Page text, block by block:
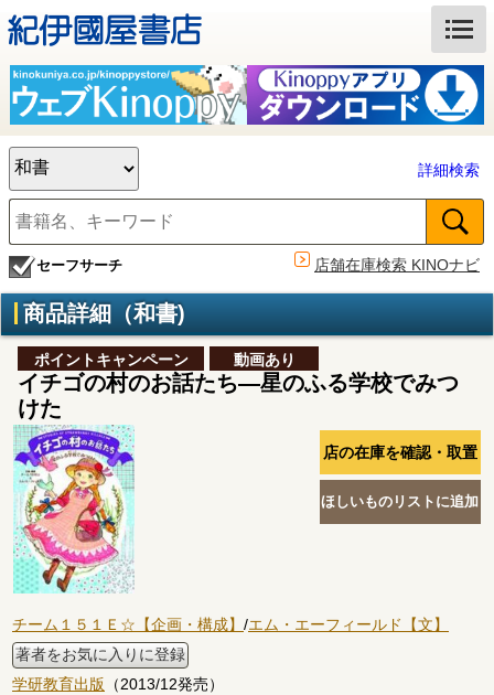
詳細検索
セーフサーチ 店舗在庫検索 KINOナビ
商品詳細（和書)
ポイントキャンペーン 動画あり
イチゴの村のお話たち―星のふる学校でみつ
けた
チーム１５１Ｅ☆【企画・構成】 /エム・エーフィールド【文】
著者をお気に入りに登録
学研教育出版 （2013/12発売）